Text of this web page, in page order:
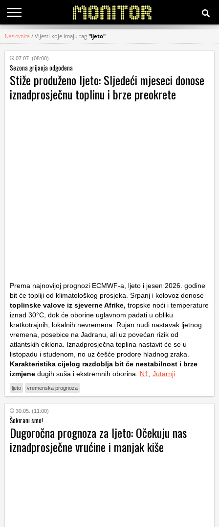
KATEGORIJE
HRVATSKI
WEB
Naslovnica / Vijesti koje imaju tag "ljeto"
07.07. (08:00)
Sezona grijanja odgođena
Stiže produženo ljeto: Sljedeći mjeseci donose
iznadprosječnu toplinu i brze preokrete
Prema najnovijoj prognozi ECMWF-a, ljeto i jesen 2026. godine
bit će topliji od klimatološkog prosjeka. Srpanj i kolovoz donose
toplinske valove iz sjeverne Afrike, tropske noći i temperature
iznad 30°C, dok će oborine uglavnom padati u obliku
kratkotrajnih, lokalnih nevremena. Rujan nudi nastavak ljetnog
vremena, posebice na Jadranu, ali uz povećan rizik od
atlantskih ciklona. Iznadprosječna toplina nastavit će se u
listopadu i studenom, no uz češće prodore hladnog zraka.
Karakteristika cijelog razdoblja bit će nestabilnost i brze
izmjene dugih suša i ekstremnih oborina. N1 Jutarnji
ljeto vremenska prognoza
30.05. (11:00)
Šokirani smo!
Dugoročna prognoza za ljeto: Očekuju nas
iznadprosječne vrućine i manjak kiše